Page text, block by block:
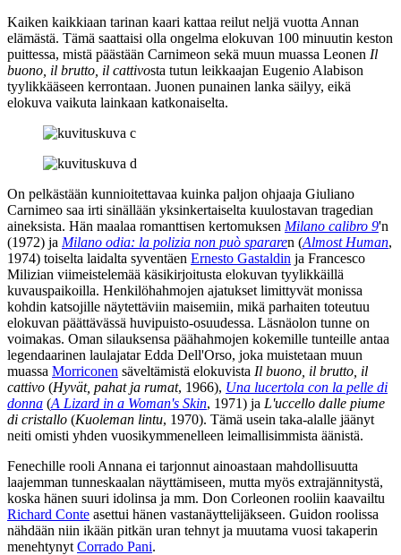
Kaiken kaikkiaan tarinan kaari kattaa reilut neljä vuotta Annan
elämästä. Tämä saattaisi olla ongelma elokuvan 100 minuutin keston
puittessa, mistä päästään Carnimeon sekä muun muassa Leonen Il
buono, il brutto, il cattivosta tutun leikkaajan Eugenio Alabison
tyylikkääseen kerrontaan. Juonen punainen lanka säilyy, eikä
elokuva vaikuta lainkaan katkonaiselta.
On pelkästään kunnioitettavaa kuinka paljon ohjaaja Giuliano
Carnimeo saa irti sinällään yksinkertaiselta kuulostavan tragedian
aineksista. Hän maalaa romanttisen kertomuksen Milano calibro 9'n
(1972) ja Milano odia: la polizia non può spararen (Almost Human,
1974) toiselta laidalta syventäen Ernesto Gastaldin ja Francesco
Milizian viimeistelemää käsikirjoitusta elokuvan tyylikkäillä
kuvauspaikoilla. Henkilöhahmojen ajatukset limittyvät monissa
kohdin katsojille näytettäviin maisemiin, mikä parhaiten toteutuu
elokuvan päättävässä huvipuisto-osuudessa. Läsnäolon tunne on
voimakas. Oman silauksensa päähahmojen kokemille tunteille antaa
legendaarinen laulajatarEdda Dell'Orso, joka muistetaan muun
muassa Morriconen säveltämistä elokuvista Il buono, il brutto, il
cattivo (Hyvät, pahat ja rumat, 1966), Una lucertola con la pelle di
donna (A Lizard in a Woman's Skin, 1971) ja L'uccello dalle piume
di cristallo (Kuoleman lintu, 1970). Tämä usein taka-alalle jäänyt
neiti omisti yhden vuosikymmenelleen leimallisimmista äänistä.
Fenechille rooli Annana ei tarjonnut ainoastaan mahdollisuutta
laajemman tunneskaalan näyttämiseen, mutta myös extrajännitystä,
koska hänen suuri idolinsa ja mm. Don Corleonen rooliin kaavailtu
Richard Conte asettui hänen vastanäyttelijäkseen. Guidon roolissa
nähdään niin ikään pitkän uran tehnyt ja muutama vuosi takaperin
menehtynyt Corrado Pani.